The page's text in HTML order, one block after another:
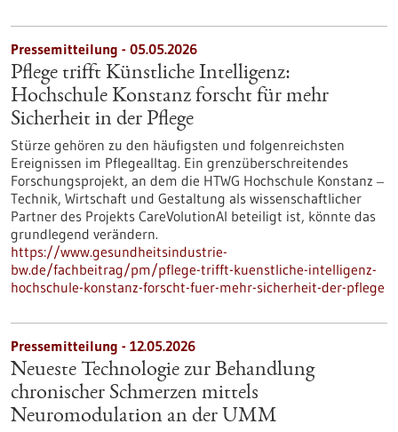
Pressemitteilung - 05.05.2026
Pflege trifft Künstliche Intelligenz:
Hochschule Konstanz forscht für mehr
Sicherheit in der Pflege
Stürze gehören zu den häufigsten und folgenreichsten
Ereignissen im Pflegealltag. Ein grenzüberschreitendes
Forschungsprojekt, an dem die HTWG Hochschule Konstanz ‒
Technik, Wirtschaft und Gestaltung als wissenschaftlicher
Partner des Projekts CareVolutionAI beteiligt ist, könnte das
grundlegend verändern.
https://www.gesundheitsindustrie-
bw.de/fachbeitrag/pm/pflege-trifft-kuenstliche-intelligenz-
hochschule-konstanz-forscht-fuer-mehr-sicherheit-der-pflege
Pressemitteilung - 12.05.2026
Neueste Technologie zur Behandlung
chronischer Schmerzen mittels
Neuromodulation an der UMM